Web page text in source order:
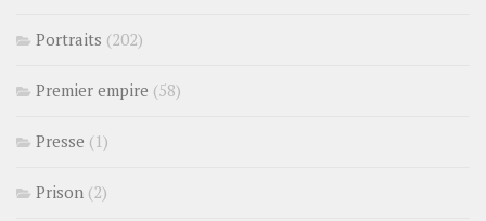
Portraits (202)
Premier empire (58)
Presse (1)
Prison (2)